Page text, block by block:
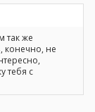
так же
конечно, не
тебя с